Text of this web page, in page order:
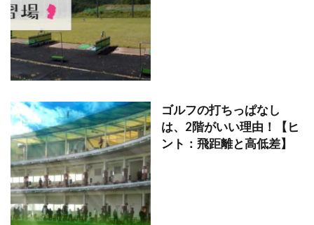
ゴルフの打ちっぱなし
は、2階がいい理由！【ヒ
ント：飛距離と高低差】